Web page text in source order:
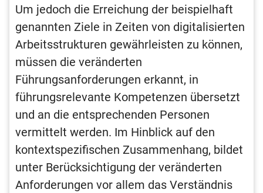
Um jedoch die Erreichung der beispielhaft
genannten Ziele in Zeiten von digitalisierten
Arbeitsstrukturen gewährleisten zu können,
müssen die veränderten
Führungsanforderungen erkannt, in
führungsrelevante Kompetenzen übersetzt
und an die entsprechenden Personen
vermittelt werden. Im Hinblick auf den
kontextspezifischen Zusammenhang, bildet
unter Berücksichtigung der veränderten
Anforderungen vor allem das Verständnis